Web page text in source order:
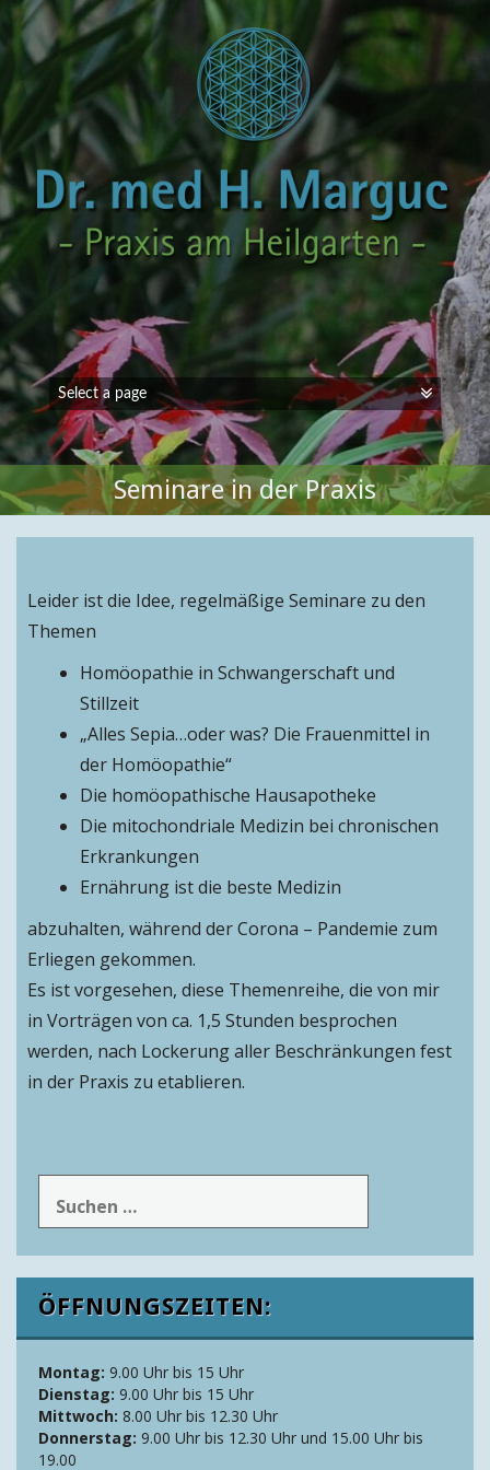
Seminare in der Praxis
Leider ist die Idee, regelmäßige Seminare zu den
Themen
Homöopathie in Schwangerschaft und
Stillzeit
„Alles Sepia…oder was? Die Frauenmittel in
der Homöopathie“
Die homöopathische Hausapotheke
Die mitochondriale Medizin bei chronischen
Erkrankungen
Ernährung ist die beste Medizin
abzuhalten, während der Corona – Pandemie zum
Erliegen gekommen.
Es ist vorgesehen, diese Themenreihe, die von mir
in Vorträgen von ca. 1,5 Stunden besprochen
werden, nach Lockerung aller Beschränkungen fest
in der Praxis zu etablieren.
ÖFFNUNGSZEITEN:
Montag: 9.00 Uhr bis 15 Uhr
Dienstag: 9.00 Uhr bis 15 Uhr
Mittwoch: 8.00 Uhr bis 12.30 Uhr
Donnerstag: 9.00 Uhr bis 12.30 Uhr und 15.00 Uhr bis
19.00